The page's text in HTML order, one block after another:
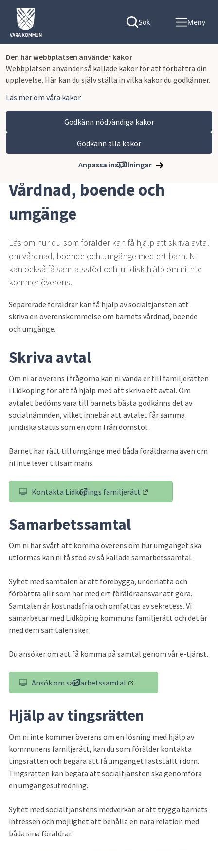
Den här webbplatsen använder kakor
Webbplatsen använder så kallade kakor för att förbättra din
upplevelse. Här kan du själv ställa in vilka kakor du godkänner.
Läs mer om våra kakor
Godkänn nödvändiga kakor
Godkänn alla kakor
Anpassa inställningar
Sök Meny
Vara kommun Omsorg och stöd
Stöd till familjen
Vårdnad, boende och umgänge
Vårdnad, boende och
umgänge
Läs om hur du som förälder kan få hjälp att skriva avtal
om vårdnad, boende och umgänge med ert barn. Ni
kan också få samtalsstöd och juridisk hjälp om ni inte
kommer överens.
Separerade föräldrar kan få hjälp av socialtjänsten att
skriva en överenskommelse om barnets vårdnad, boende
och umgänge.
Skriva avtal
Om ni är överens i frågorna kan ni vända er till familjerätten
i Lidköping för att få hjälp med att skriva ett avtal. Om
avtalet bedöms vara till barnets bästa godkänns det av
socialnämnden, vilket innebär att avtalet får samma
juridiska status som en dom från domstol.
Barnet har rätt till umgänge med båda föräldrarna även om
ni inte lever tillsammans.
Kontakta Lidköpings familjerätt
(länk till annan webbplats)
Samarbetssamtal
Om ni har svårt att komma överens om hur umgänget ska
utformas kan ni få stöd av så kallade samarbetssamtal.
Syftet med samtalen är att förebygga, underlätta och
förbättra allt som har med ert föräldraansvar att göra.
Samtalen är kostnadsfria och omfattas av sekretess. Vi
samarbetar med Lidköping kommuns familjerätt och det är
med dem samtalen sker.
Du ansöker om att få komma på samtal genom vår e-tjänst.
Ansök om samarbetssamtal
(länk till annan webbplats)
Hjälp av tingsrätten
Om ni inte kommer överens om en lösning med hjälp av
kommunens familjerätt, kan du som förälder kontakta
tingsrätten och begära att få umgänget fastställt i dom.
Tingsrätten kan begära att socialtjänsten ska genomföra
en umgängesutredning.
Syftet med socialtjänstens medverkan är att trygga barnets
intressen och möjlighet att behålla en nära relation med
båda sina föräldrar.